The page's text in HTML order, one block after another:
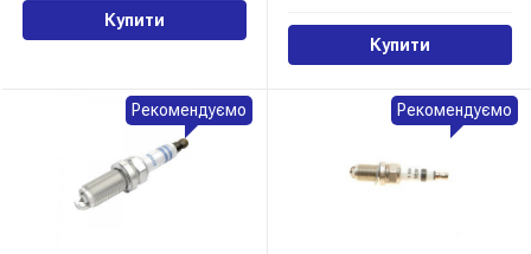
Купити
Купити
Рекомендуємо Рекомендуємо